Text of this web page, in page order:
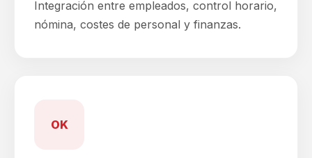
Integración entre empleados, control horario,
nómina, costes de personal y finanzas.
OK